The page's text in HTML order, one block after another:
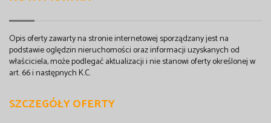
Opis oferty zawarty na stronie internetowej sporządzany jest na
podstawie oględzin nieruchomości oraz informacji uzyskanych od
właściciela, może podlegać aktualizacji i nie stanowi oferty określonej w
art. 66 i następnych K.C.
SZCZEGÓŁY OFERTY